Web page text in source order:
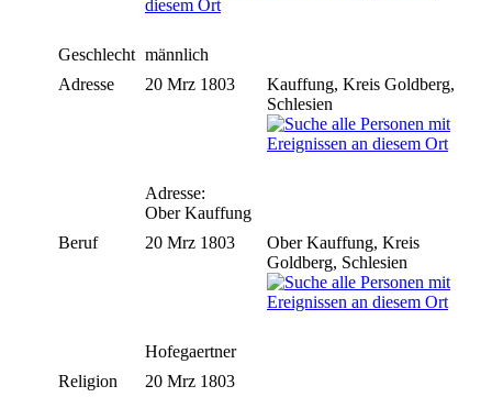
Geschlecht männlich
Adresse
20 Mrz 1803
Kauffung, Kreis Goldberg,
Schlesien
Adresse:
Ober Kauffung
Beruf
20 Mrz 1803
Ober Kauffung, Kreis
Goldberg, Schlesien
Hofegaertner
Religion
20 Mrz 1803